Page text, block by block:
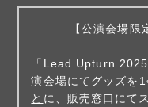
【公演会場限
「Lead Upturn
演会場にてグッズを
と に、販売窓口にて